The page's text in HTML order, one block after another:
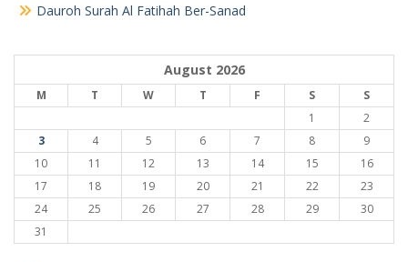
Dauroh Surah Al Fatihah Ber-Sanad
August 2026
M T W T F S
S
1
2
3
4 5 6 7 8
9
10
11 12 13 14 15
16
17
18 19 20 21 22
23
24
25 26 27 28 29
30
31